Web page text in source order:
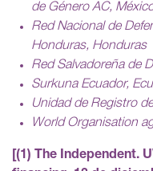
de Género AC,
Red Nacional de
Honduras, Honduras
Red Salvadoreña de
Surkuna Ecuador,
Unidad de Registro
World Organisation
(1) The Independent.